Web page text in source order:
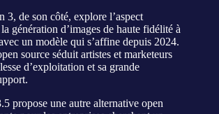
3, de son côté, explore l’aspect
génération d’images de haute fidélité à
un modèle qui s’affine depuis 2024.
source séduit artistes et marketeurs
d’exploitation et sa grande
propose une autre alternative open